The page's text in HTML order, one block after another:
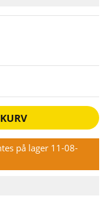
på lager 11-08-